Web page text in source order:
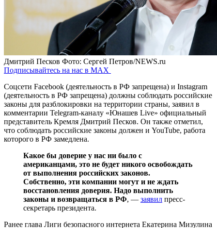
Дмитрий Песков Фото: Сергей Петров/NEWS.ru
Подписывайтесь на нас в MAX
Соцсети Facebook (деятельность в РФ запрещена) и Instagram
(деятельность в РФ запрещена) должны соблюдать российские
законы для разблокировки на территории страны, заявил в
комментарии Telegram-каналу «Юнашев Live» официальный
представитель Кремля Дмитрий Песков. Он также отметил,
что соблюдать российские законы должен и YouTube, работа
которого в РФ замедлена.
Какое бы доверие у нас ни было с
американцами, это не будет никого освобождать
от выполнения российских законов.
Собственно, эти компании могут и не ждать
восстановления доверия. Надо выполнить
законы и возвращаться в РФ, — заявил пресс-
секретарь президента.
Ранее глава Лиги безопасного интернета Екатерина Мизулина